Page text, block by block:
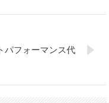
パフォーマンス代